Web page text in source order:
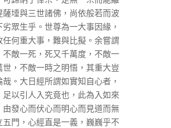
埵與三世諸佛，尚依般若而波
眾生乎。世尊為一大事因緣，
任何重大事，難與比擬。余嘗謂
不敵一死，死又千萬度，不敵一
，不敵一時之明悟，其重大豈
。大日經所謂如實知自心者，
以引人入究竟也，此為入如來
發心而伏心而明心而見道而無
五門，心經直是一義，巍巍乎不